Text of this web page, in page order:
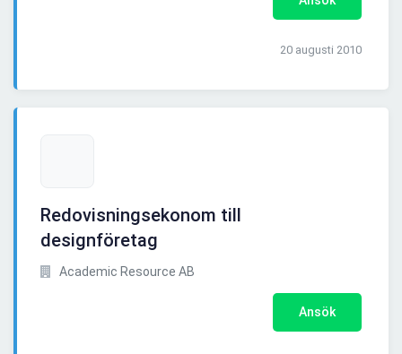
20 augusti 2010
Redovisningsekonom till
designföretag
Academic Resource AB
Ansök